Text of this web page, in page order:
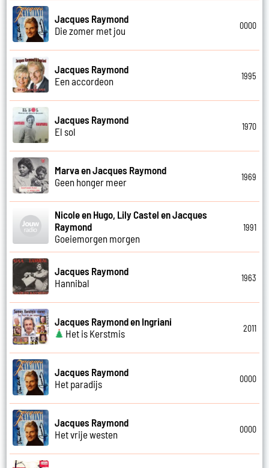
Jacques Raymond
Die zomer met jou
0000
Jacques Raymond
Een accordeon
1995
Jacques Raymond
El sol
1970
Marva en Jacques Raymond
Geen honger meer
1969
Nicole en Hugo, Lily Castel en Jacques
Raymond
Goeiemorgen morgen
1991
Jacques Raymond
Hannibal
1963
Jacques Raymond en Ingriani
Het is Kerstmis
2011
Jacques Raymond
Het paradijs
0000
Jacques Raymond
Het vrije westen
0000